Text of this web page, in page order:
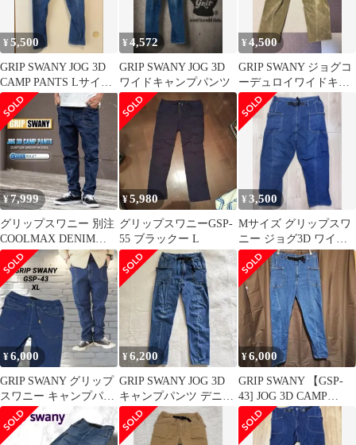
¥5,500
GRIP SWANY JOG 3D
CAMP PANTS Lサイズ
GSP-43
¥4,572
GRIP SWANY JOG 3D
ワイドキャンプパンツ
¥4,500
GRIP SWANY ジョグコ
ーデュロイワイドキャ
ンプパンツ M
¥7,999
グリップスワニー 別注
COOLMAX DENIM
JOG3D パンツ
¥5,980
グリップスワニーGSP-
55 ブラックー L
¥3,500
Mサイズ グリップスワ
ニー ジョグ3D ワイド
キャンプパンツ デニム
¥6,000
GRIP SWANY グリップ
スワニー キャンプパン
ツ GSP-43 【XL】
¥6,200
GRIP SWANY JOG 3D
キャンプパンツ デニム
GSP-43
¥6,000
GRIP SWANY 【GSP-
43] JOG 3D CAMP
PANTS